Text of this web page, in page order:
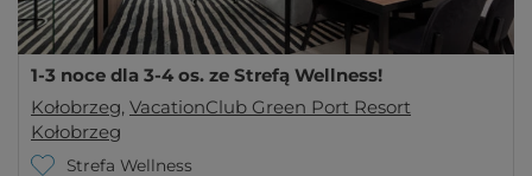
1-3 noce dla 3-4 os. ze Strefą Wellness!
Kołobrzeg, VacationClub Green Port Resort
Kołobrzeg
Strefa Wellness